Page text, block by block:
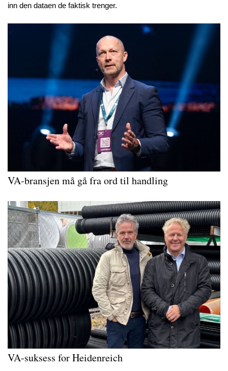
inn den dataen de faktisk trenger.
VA-bransjen må gå fra ord til handling
VA-suksess for Heidenreich